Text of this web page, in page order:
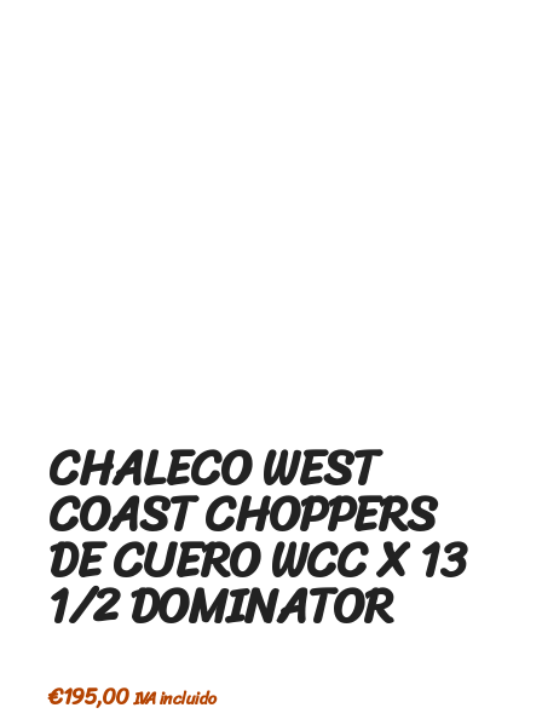
CHALECO WEST
COAST CHOPPERS
DE CUERO WCC X 13
1/2 DOMINATOR
€195,00IVA incluido